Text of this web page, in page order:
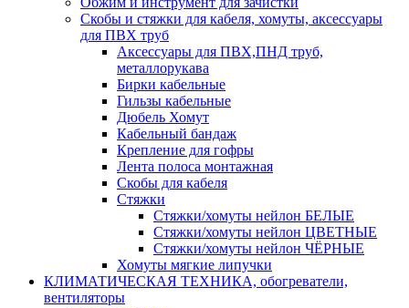
Скобы и стяжки для кабеля, хомуты, аксессуары
для ПВХ труб
Аксессуары для ПВХ,ПНД труб,
металлорукава
Бирки кабельные
Гильзы кабельные
Дюбель Хомут
Кабельный бандаж
Крепление для гофры
Лента полоса монтажная
Скобы для кабеля
Стяжки
Стяжки/хомуты нейлон БЕЛЫЕ
Стяжки/хомуты нейлон ЦВЕТНЫЕ
Стяжки/хомуты нейлон ЧЁРНЫЕ
Хомуты мягкие липучки
КЛИМАТИЧЕСКАЯ ТЕХНИКА, обогреватели,
вентиляторы